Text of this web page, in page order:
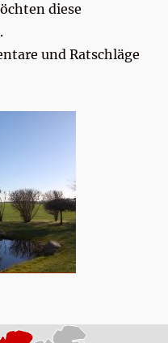
diese
und Ratschläge